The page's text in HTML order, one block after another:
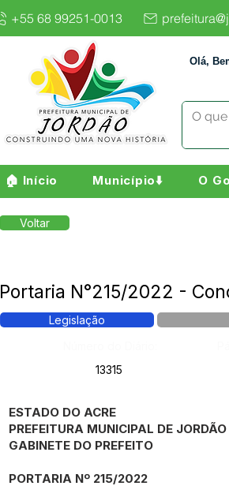
+55 68 99251-0013
Olá,
🏠 Início Município⬇️ O
Voltar
Portaria N°215/2022 -
Legislação
13315
ESTADO DO ACRE
PREFEITURA MUNICIPAL DE JORDÃO
GABINETE DO PREFEITO
PORTARIA Nº 215/2022